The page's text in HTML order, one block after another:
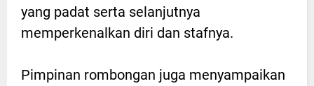
yang padat serta selanjutnya
memperkenalkan diri dan stafnya.
Pimpinan rombongan juga menyampaikan